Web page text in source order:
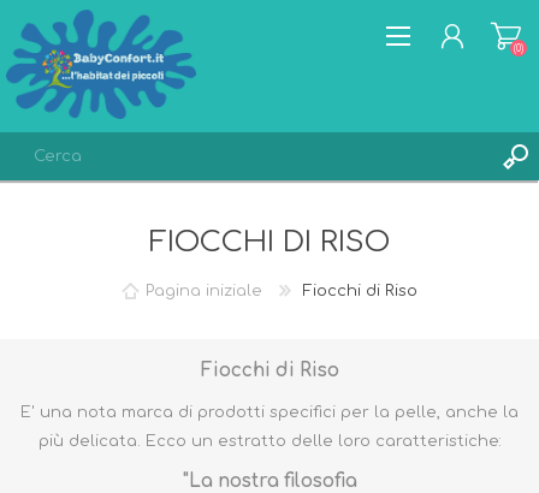
(0)
FIOCCHI DI RISO
Pagina iniziale Fiocchi di Riso
Fiocchi di Riso
E' una nota marca di prodotti specifici per la pelle, anche la
più delicata. Ecco un estratto delle loro caratteristiche:
"La nostra filosofia